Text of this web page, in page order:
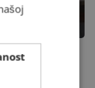
CROATIAN